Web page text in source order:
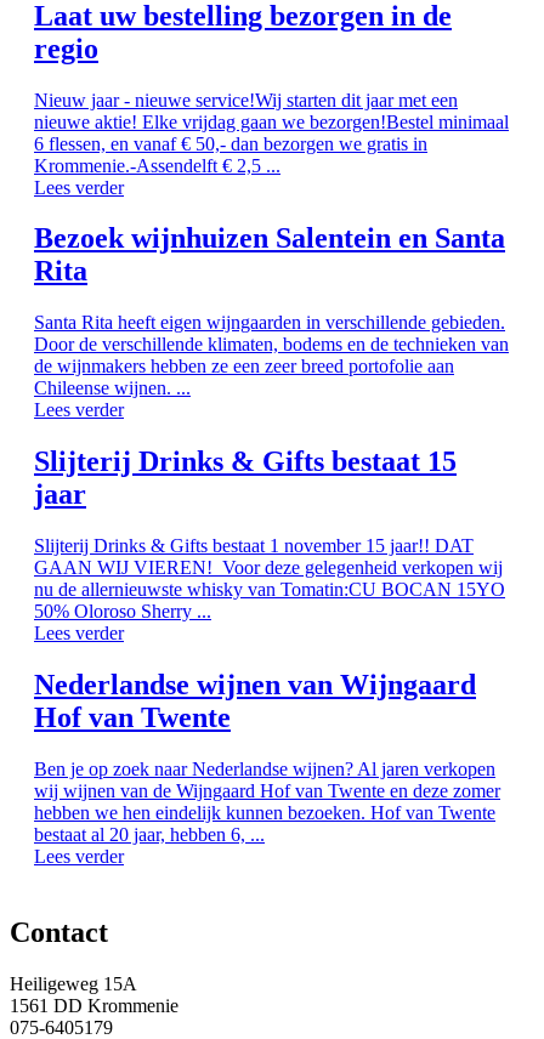
Laat uw bestelling bezorgen in de
regio
Nieuw jaar - nieuwe service!Wij starten dit jaar met een
nieuwe aktie! Elke vrijdag gaan we bezorgen!Bestel minimaal
6 flessen, en vanaf € 50,- dan bezorgen we gratis in
Krommenie.-Assendelft € 2,5 ...
Lees verder
Bezoek wijnhuizen Salentein en Santa
Rita
Santa Rita heeft eigen wijngaarden in verschillende gebieden.
Door de verschillende klimaten, bodems en de technieken van
de wijnmakers hebben ze een zeer breed portofolie aan
Chileense wijnen. ...
Lees verder
Slijterij Drinks & Gifts bestaat 15
jaar
Slijterij Drinks & Gifts bestaat 1 november 15 jaar!! DAT
GAAN WIJ VIEREN! Voor deze gelegenheid verkopen wij
nu de allernieuwste whisky van Tomatin:CU BOCAN 15YO
50% Oloroso Sherry ...
Lees verder
Nederlandse wijnen van Wijngaard
Hof van Twente
Ben je op zoek naar Nederlandse wijnen? Al jaren verkopen
wij wijnen van de Wijngaard Hof van Twente en deze zomer
hebben we hen eindelijk kunnen bezoeken. Hof van Twente
bestaat al 20 jaar, hebben 6, ...
Lees verder
Contact
Heiligeweg 15A
1561 DD Krommenie
075-6405179